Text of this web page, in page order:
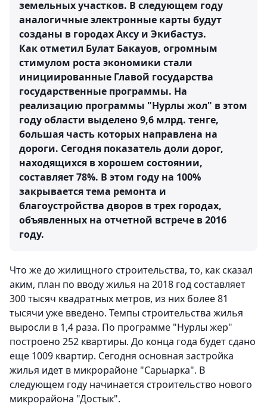
земельных участков. В следующем году
аналогичные электронные карты будут
созданы в городах Аксу и Экибастуз.
Как отметил Булат Бакауов, огромным
стимулом роста экономики стали
инициированные Главой государства
государственные программы. На
реализацию программы "Нурлы жол" в этом
году области выделено 9,6 млрд. тенге,
большая часть которых направлена на
дороги. Сегодня показатель доли дорог,
находящихся в хорошем состоянии,
составляет 78%. В этом году на 100%
закрывается тема ремонта и
благоустройства дворов в трех городах,
объявленных на отчетной встрече в 2016
году.
Что же до жилищного строительства, то, как сказал
аким, план по вводу жилья на 2018 год составляет
300 тысяч квадратных метров, из них более 81
тысячи уже введено. Темпы строительства жилья
выросли в 1,4 раза. По программе "Нурлы жер"
построено 252 квартиры. До конца года будет сдано
еще 1009 квартир. Сегодня основная застройка
жилья идет в микрорайоне "Сарыарка". В
следующем году начинается строительство нового
микрорайона "Достык".